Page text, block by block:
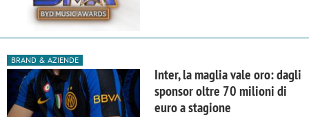
BRAND & AZIENDE
Inter, la maglia vale oro: dagli
sponsor oltre 70 milioni di
euro a stagione